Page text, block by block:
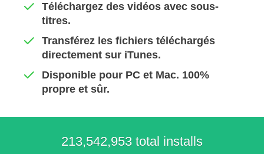
Téléchargez des vidéos avec sous-
titres.
Transférez les fichiers téléchargés
directement sur iTunes.
Disponible pour PC et Mac. 100%
propre et sûr.
213,542,953 total installs